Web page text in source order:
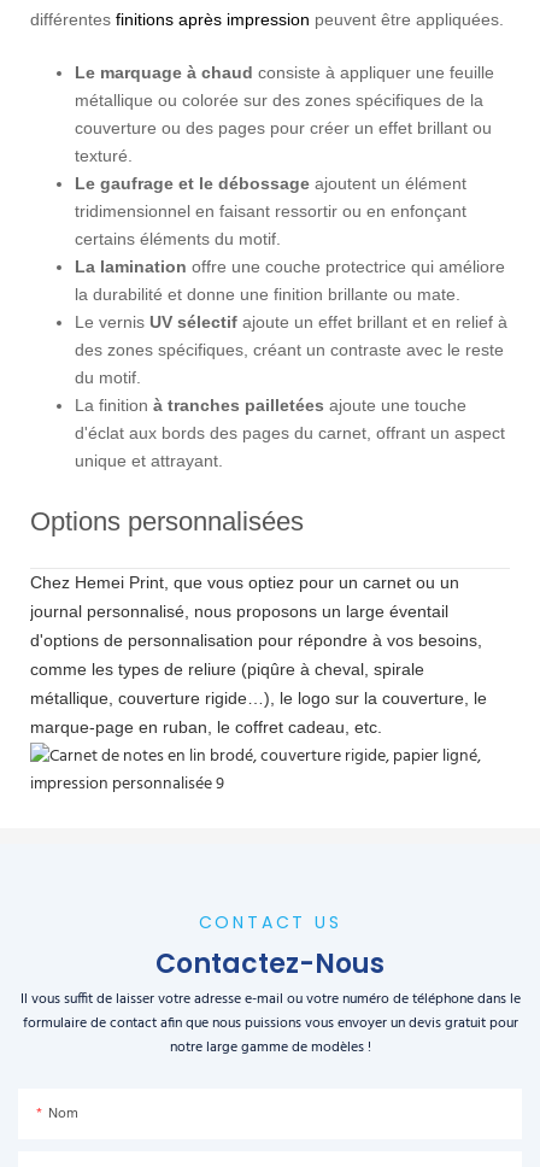
différentes finitions après impression peuvent être appliquées.
Le marquage à chaud consiste à appliquer une feuille
métallique ou colorée sur des zones spécifiques de la
couverture ou des pages pour créer un effet brillant ou
texturé.
Le gaufrage et le débossageajoutent un élément
tridimensionnel en faisant ressortir ou en enfonçant
certains éléments du motif.
La lamination offre une couche protectrice qui améliore
la durabilité et donne une finition brillante ou mate.
Le vernis UV sélectifajoute un effet brillant et en relief à
des zones spécifiques, créant un contraste avec le reste
du motif.
La finition à tranches pailletées ajoute une touche
d'éclat aux bords des pages du carnet, offrant un aspect
unique et attrayant.
Options personnalisées
Chez Hemei Print, que vous optiez pour un carnet ou un
journal personnalisé, nous proposons un large éventail
d'options de personnalisation pour répondre à vos besoins,
comme les types de reliure (piqûre à cheval, spirale
métallique, couverture rigide…), le logo sur la couverture, le
marque-page en ruban, le coffret cadeau, etc.
CONTACT US
Contactez-Nous
Il vous suffit de laisser votre adresse e-mail ou votre numéro de téléphone dans le
formulaire de contact afin que nous puissions vous envoyer un devis gratuit pour
notre large gamme de modèles !
Nom